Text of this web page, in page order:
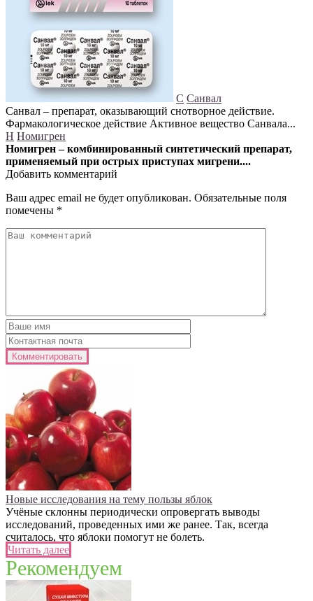
С Санвал
Санвал – препарат, оказывающий снотворное действие.
Фармакологическое действие Активное вещество Санвала...
Н Номигрен
Номигрен – комбинированный синтетический препарат,
применяемый при острых приступах мигрени....
Добавить комментарий
Ваш адрес email не будет опубликован. Обязательные поля
помечены *
Новые исследования на тему пользы яблок
Учёные склонны периодически опровергать выводы
исследований, проведенных ими же ранее. Так, всегда
считалось, что яблоки помогут не болеть.
Читать далее
Рекомендуем